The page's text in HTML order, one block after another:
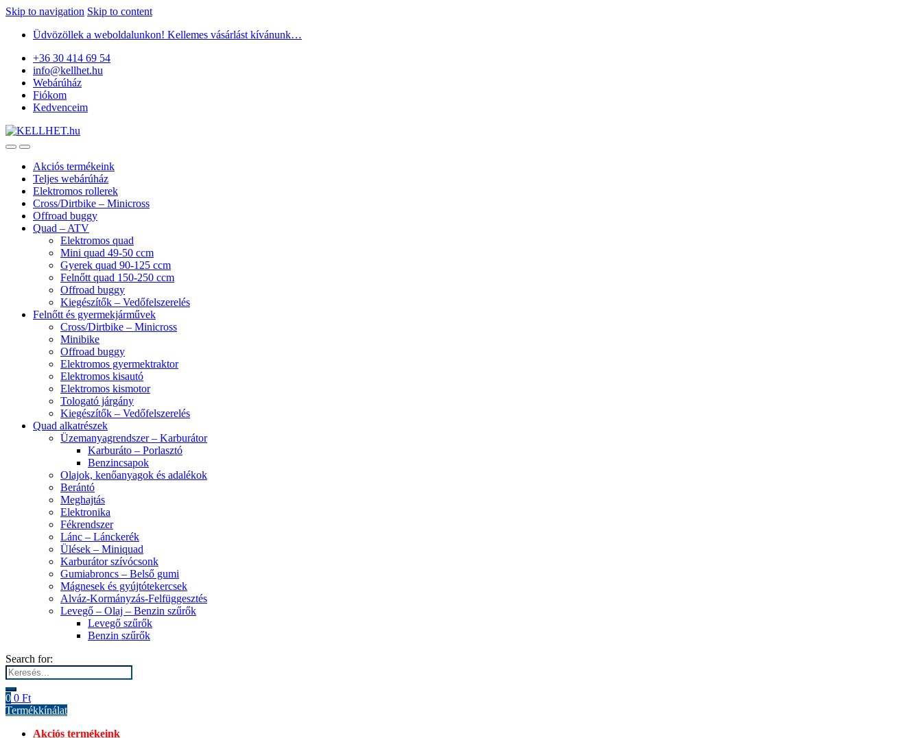
Skip to navigation Skip to content
Üdvözöllek a weboldalunkon! Kellemes vásárlást kívánunk…
+36 30 414 69 54
info@kellhet.hu
Webárúház
Fiókom
Kedvenceim
Akciós termékeink
Teljes webárúház
Elektromos rollerek
Cross/Dirtbike – Minicross
Offroad buggy
Quad – ATV
Elektromos quad
Mini quad 49-50 ccm
Gyerek quad 90-125 ccm
Felnőtt quad 150-250 ccm
Offroad buggy
Kiegészítők – Vedőfelszerelés
Felnőtt és gyermekjárművek
Cross/Dirtbike – Minicross
Minibike
Offroad buggy
Elektromos gyermektraktor
Elektromos kisautó
Elektromos kismotor
Tologató járgány
Kiegészítők – Vedőfelszerelés
Quad alkatrészek
Üzemanyagrendszer – Karburátor
Karburáto – Porlasztó
Benzincsapok
Olajok, kenőanyagok és adalékok
Berántó
Meghajtás
Elektronika
Fékrendszer
Lánc – Lánckerék
Ülések – Miniquad
Karburátor szívócsonk
Gumiabroncs – Belső gumi
Mágnesek és gyújtótekercsek
Alváz-Kormányzás-Felfüggesztés
Levegő – Olaj – Benzin szűrők
Levegő szűrők
Benzin szűrők
Search for:
0 0 Ft
Termékkínálat
Akciós termékeink